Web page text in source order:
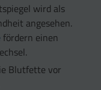
wird als
angesehen.
fördern einen
Blutfette vor